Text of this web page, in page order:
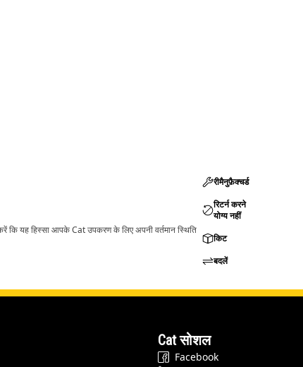
कि यह हिस्सा आपके Cat उपकरण के लिए अपनी वर्तमान स्थिति
रीमैनुफ़ैक्चर्ड
रिटर्न करने
योग्य नहीं
किट
बदलें
Cat सोशल
Facebook